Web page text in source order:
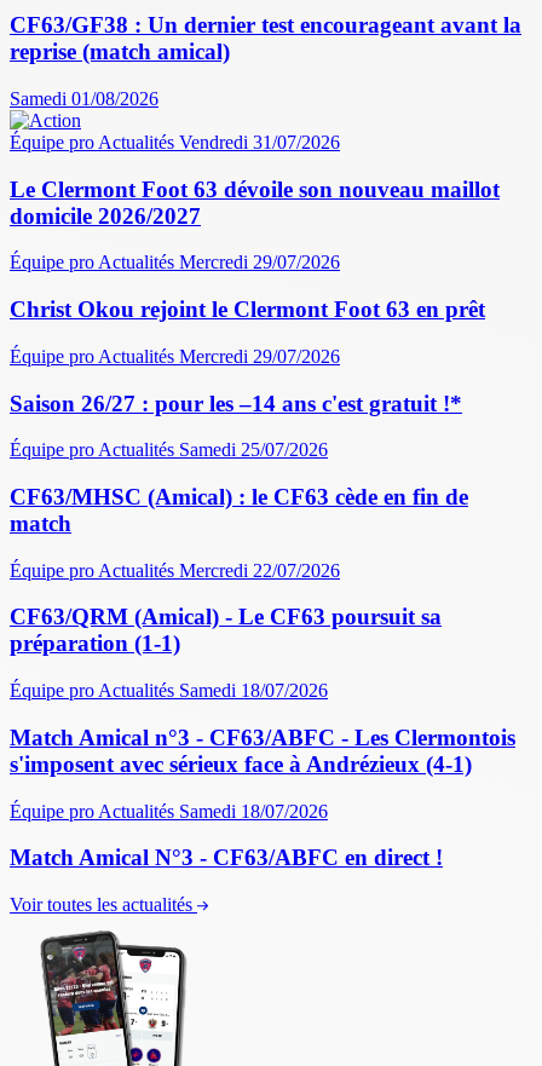
CF63/GF38 : Un dernier test encourageant avant la
reprise (match amical)
Samedi 01/08/2026
Équipe pro Actualités Vendredi 31/07/2026
Le Clermont Foot 63 dévoile son nouveau maillot
domicile 2026/2027
Équipe proActualités Mercredi 29/07/2026
Christ Okou rejoint le Clermont Foot 63 en prêt
Équipe pro Actualités Mercredi 29/07/2026
Saison 26/27 : pour les –14 ans c'est gratuit !*
Équipe pro Actualités Samedi 25/07/2026
CF63/MHSC (Amical) : le CF63 cède en fin de
match
Équipe pro Actualités Mercredi 22/07/2026
CF63/QRM (Amical) - Le CF63 poursuit sa
préparation (1-1)
Équipe pro Actualités Samedi 18/07/2026
Match Amical n°3 - CF63/ABFC - Les Clermontois
s'imposent avec sérieux face à Andrézieux (4-1)
Équipe pro Actualités Samedi 18/07/2026
Match Amical N°3 - CF63/ABFC en direct !
Voir toutes les actualités